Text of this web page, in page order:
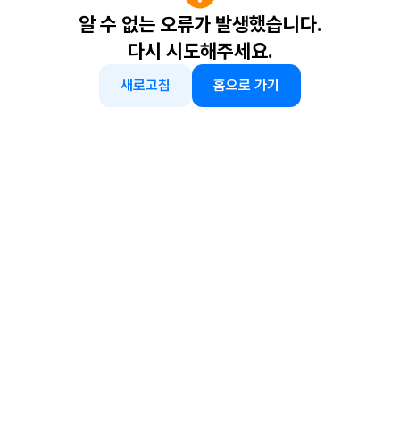
알 수 없는 오류가 발생했습니다.
다시 시도해주세요.
새로고침 홈으로 가기